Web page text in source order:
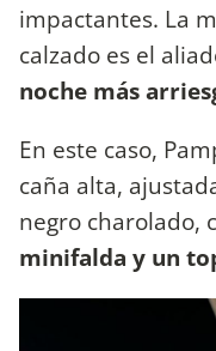
impactantes. La
calzado es el
noche más
En este caso,
caña alta,
negro charolado,
minifalda y un